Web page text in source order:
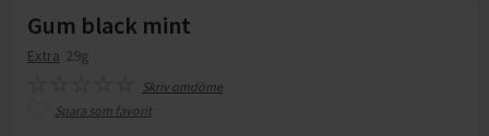
Gum black mint
Extra 29g
Skriv omdöme
Spara som favorit